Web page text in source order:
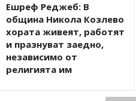
Ешреф Реджеб: В
община Никола Козлево
хората живеят, работят
и празнуват заедно,
независимо от
религията им